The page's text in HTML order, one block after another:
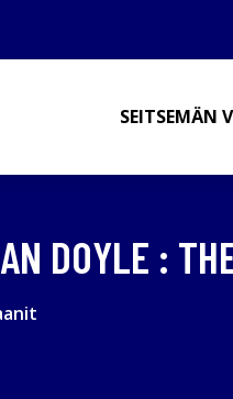
SEITSEMÄN
DOYLE :